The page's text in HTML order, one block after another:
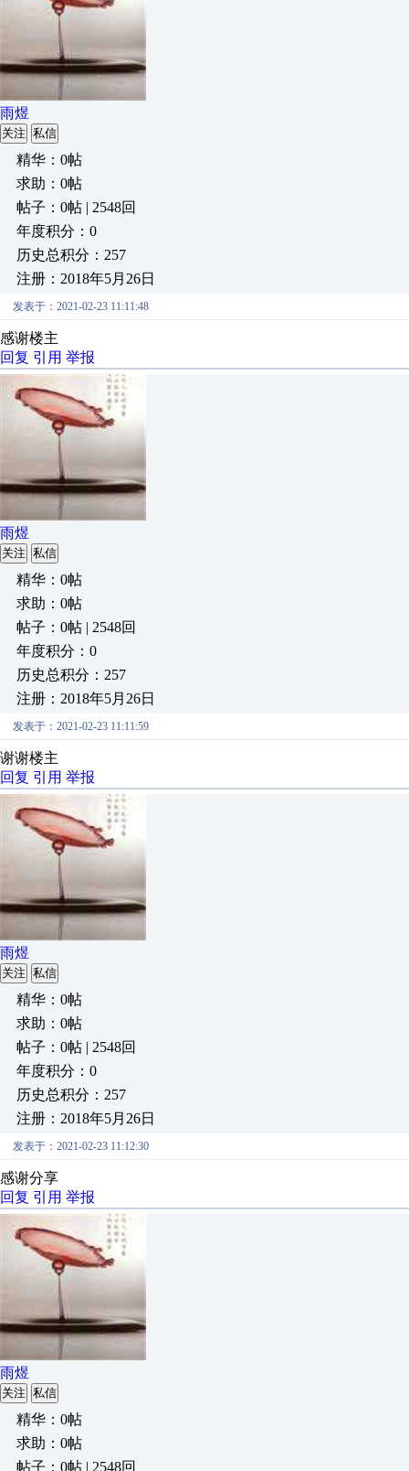
雨煜
关注 私信
精华：0帖
求助：0帖
帖子：0帖 | 2548回
年度积分：0
历史总积分：257
注册：2018年5月26日
发表于：2021-02-23 11:11:48
感谢楼主
回复 引用 举报
雨煜
关注 私信
精华：0帖
求助：0帖
帖子：0帖 | 2548回
年度积分：0
历史总积分：257
注册：2018年5月26日
发表于：2021-02-23 11:11:59
谢谢楼主
回复 引用 举报
雨煜
关注 私信
精华：0帖
求助：0帖
帖子：0帖 | 2548回
年度积分：0
历史总积分：257
注册：2018年5月26日
发表于：2021-02-23 11:12:30
感谢分享
回复 引用 举报
雨煜
关注 私信
精华：0帖
求助：0帖
帖子：0帖 | 2548回